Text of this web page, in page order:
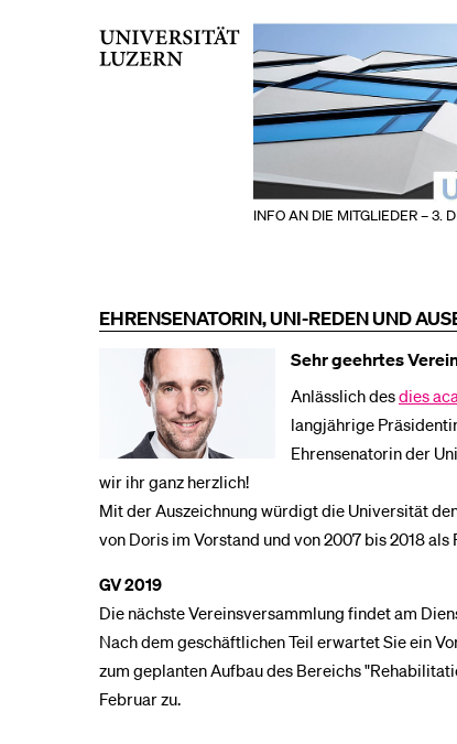
INFO AN DIE MITGLIEDER – 3.
EHRENSENATORIN, UNI-REDEN UND
Sehr geehrtes
Anlässlich desdies
langjährige
Ehrensenatorin der
wir ihr ganz herzlich!
Mit der Auszeichnung würdigt die Universität
von Doris im Vorstand und von 2007 bis 2018
GV 2019
Die nächste Vereinsversammlung findet am
Nach dem geschäftlichen Teil erwartet Sie ein
zum geplanten Aufbau des Bereichs
Februar zu.